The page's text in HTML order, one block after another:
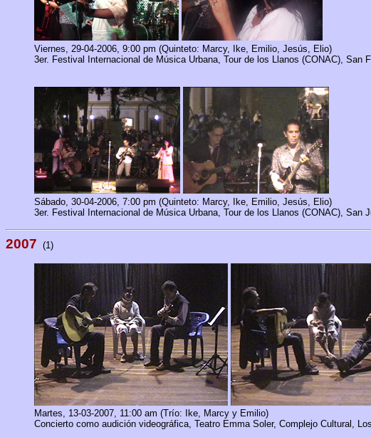
Viernes, 29-04-2006, 9:00 pm (Quinteto: Marcy, Ike, Emilio, Jesús, Elio)
3er. Festival Internacional de Música Urbana, Tour de los Llanos (CONAC), San
Sábado, 30-04-2006, 7:00 pm (Quinteto: Marcy, Ike, Emilio, Jesús, Elio)
3er. Festival Internacional de Música Urbana, Tour de los Llanos (CONAC), San
2007 (1)
Martes, 13-03-2007, 11:00 am (Trío: Ike, Marcy y Emilio)
Concierto como audición videográfica, Teatro Emma Soler, Complejo Cultural,